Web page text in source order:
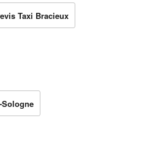
Taxi Bracieux
Sologne